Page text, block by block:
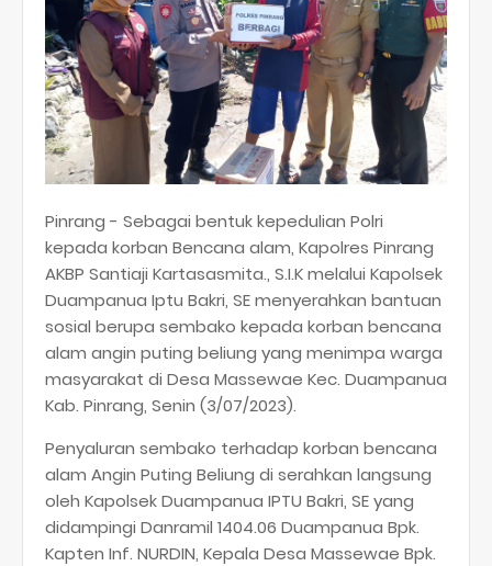
Pinrang - Sebagai bentuk kepedulian Polri
kepada korban Bencana alam, Kapolres Pinrang
AKBP Santiaji Kartasasmita., S.I.K melalui Kapolsek
Duampanua Iptu Bakri, SE menyerahkan bantuan
sosial berupa sembako kepada korban bencana
alam angin puting beliung yang menimpa warga
masyarakat di Desa Massewae Kec. Duampanua
Kab. Pinrang, Senin (3/07/2023).
Penyaluran sembako terhadap korban bencana
alam Angin Puting Beliung di serahkan langsung
oleh Kapolsek Duampanua IPTU Bakri, SE yang
didampingi Danramil 1404.06 Duampanua Bpk.
Kapten Inf. NURDIN, Kepala Desa Massewae Bpk.